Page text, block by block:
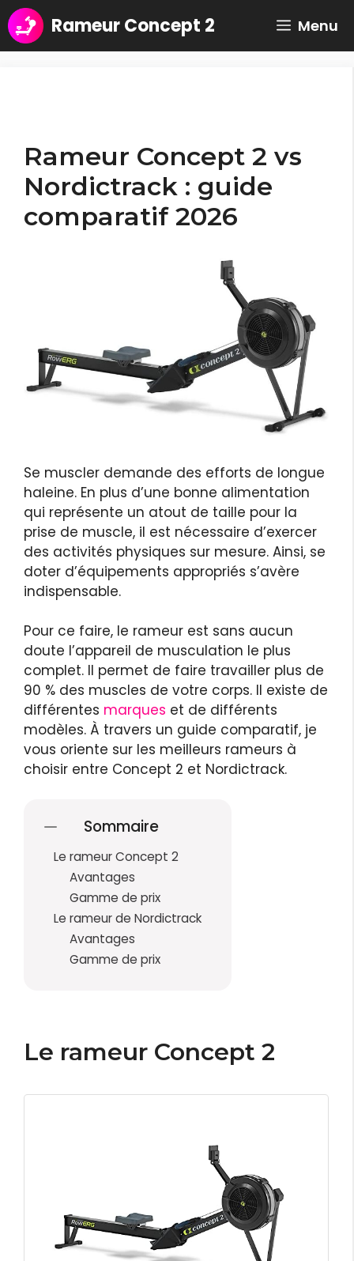
Aller
au
contenu
Rameur Concept 2 Menu
Rameur Concept 2 vs
Nordictrack : guide
comparatif 2026
Se muscler demande des efforts de longue
haleine. En plus d’une bonne alimentation
qui représente un atout de taille pour la
prise de muscle, il est nécessaire d’exercer
des activités physiques sur mesure. Ainsi, se
doter d’équipements appropriés s’avère
indispensable.
Pour ce faire, le rameur est sans aucun
doute l’appareil de musculation le plus
complet. Il permet de faire travailler plus de
90 % des muscles de votre corps. Il existe de
différentes marques et de différents
modèles. À travers un guide comparatif, je
vous oriente sur les meilleurs rameurs à
choisir entre Concept 2 et Nordictrack.
Sommaire
Le rameur Concept 2
Avantages
Gamme de prix
Le rameur de Nordictrack
Avantages
Gamme de prix
Le rameur Concept 2